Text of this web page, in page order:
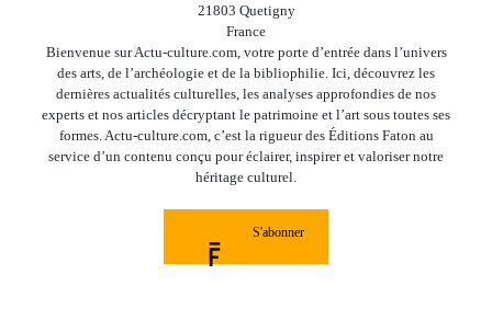
21803 Quetigny
France
Bienvenue sur Actu-culture.com, votre porte d’entrée dans l’univers
des arts, de l’archéologie et de la bibliophilie. Ici, découvrez les
dernières actualités culturelles, les analyses approfondies de nos
experts et nos articles décryptant le patrimoine et l’art sous toutes ses
formes. Actu-culture.com, c’est la rigueur des Éditions Faton au
service d’un contenu conçu pour éclairer, inspirer et valoriser notre
héritage culturel.
S'abonner